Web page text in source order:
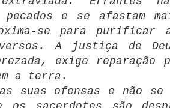
e se afastam
se para purificar
A justiça de
exige reparação
a terra.
suas ofensas e não